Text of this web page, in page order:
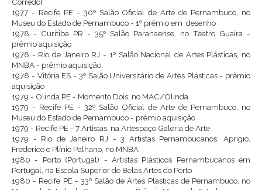
1977 - Recife PE - 30º Salão Oficial de Arte de Pernambuco, no
Museu do Estado de Pernambuco - 1º prêmio em desenho
1978 - Curitiba PR - 35º Salão Paranaense, no Teatro Guaíra -
prêmio aquisição
1978 - Rio de Janeiro RJ - 1º Salão Nacional de Artes Plásticas, no
MNBA - prêmio aquisição
1978 - Vitória ES - 3º Salão Universitário de Artes Plásticas - prêmio
aquisição
1979 - Olinda PE - Momento Dois, no MAC/Olinda
1979 - Recife PE - 32º Salão Oficial de Arte de Pernambuco, no
Museu do Estado de Pernambuco - prêmio aquisição
1979 - Recife PE - 7 Artistas, na Artespaço Galeria de Arte
1979 - Rio de Janeiro RJ - 3 Artistas Pernambucanos: Aprígio,
Frederico e Plínio Palhano, no MNBA
1980 - Porto (Portugal) - Artistas Plásticos Pernambucanos em
Portugal, na Escola Superior de Belas Artes do Porto
1980 - Recife PE - 33º Salão de Artes Plásticas de Pernambuco, no